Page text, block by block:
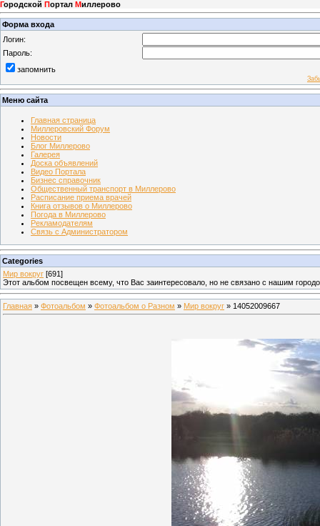
Городской Портал Миллерово
Форма входа
Логин:
Пароль:
запомнить
Меню сайта
Главная страница
Миллеровский Форум
Новости
Блог Миллерово
Галерея
Доска объявлений
Видео Портала
Бизнес справочник
Общественный транспорт в Миллерово
Расписание приема врачей
Книга отзывов о Миллерово
Погода в Миллерово
Рекламодателям
Связь с Администратором
Categories
Мир вокруг [691]
Этот альбом посвещен всему, что Вас заинтересовало, но не связано с нашим
Главная » Фотоальбом » Фотоальбом о Разном » Мир вокруг » 14052009667